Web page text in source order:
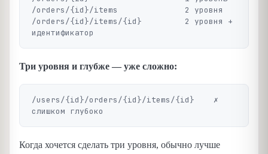
/orders/{id}/items              2 уровня
/orders/{id}/items/{id}         2 уровня +
Три уровня и глубже — уже сложно:
/users/{id}/orders/{id}/items/{id}    ✗
Когда хочется сделать три уровня, обычно лучше